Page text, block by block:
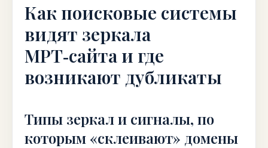
Как поисковые системы
видят зеркала
МРТ‑сайта и где
возникают дубликаты
Типы зеркал и сигналы, по
которым «склеивают» домены